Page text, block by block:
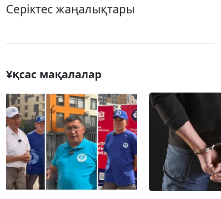
Серіктес жаңалықтары
Ұқсас мақалалар